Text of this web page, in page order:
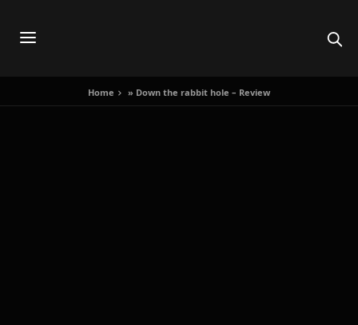
Home » Down the rabbit hole – Review